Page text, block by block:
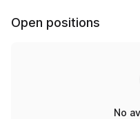
Open positions
No